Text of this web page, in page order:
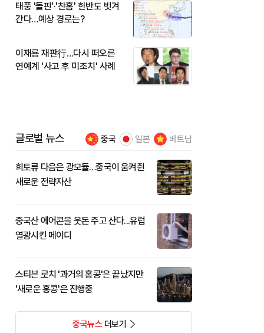
태풍 '돌핀'·'찬홈' 한반도 빗겨
간다…예상 경로는?
이재룡 재판行…다시 떠오른
연예계 '사고 후 미조치' 사례
글로벌 뉴스 중국 일본 베트남
희토류 다음은 광모듈…중국이 움켜쥔
새로운 전략자산
중국산 에어콘을 웃돈 주고 산다...유럽
열광시킨 메이디
스티븐 로치 '과거의 홍콩'은 끝났지만
'새로운 홍콩'은 진행중
중국뉴스더보기